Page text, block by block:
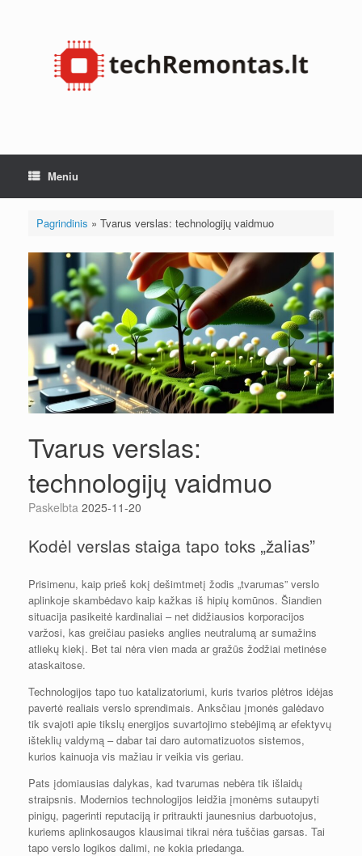
Meniu
Pagrindinis » Tvarus verslas: technologijų vaidmuo
Tvarus verslas:
technologijų vaidmuo
Paskelbta 2025-11-20
Kodėl verslas staiga tapo toks „žalias”
Prisimenu, kaip prieš kokį dešimtmetį žodis „tvarumas” verslo
aplinkoje skambėdavo kaip kažkas iš hipių komūnos. Šiandien
situacija pasikeitė kardinaliai – net didžiausios korporacijos
varžosi, kas greičiau pasieks anglies neutralumą ar sumažins
atliekų kiekį. Bet tai nėra vien mada ar gražūs žodžiai metinėse
ataskaitose.
Technologijos tapo tuo katalizatoriumi, kuris tvarios plėtros idėjas
pavertė realiais verslo sprendimais. Anksčiau įmonės galėdavo
tik svajoti apie tikslų energijos suvartojimo stebėjimą ar efektyvų
išteklių valdymą – dabar tai daro automatizuotos sistemos,
kurios kainuoja vis mažiau ir veikia vis geriau.
Pats įdomiausias dalykas, kad tvarumas nebėra tik išlaidų
straipsnis. Modernios technologijos leidžia įmonėms sutaupyti
pinigų, pagerinti reputaciją ir pritraukti jaunesnius darbuotojus,
kuriems aplinkosaugos klausimai tikrai nėra tuščias garsas. Tai
tapo verslo logikos dalimi, ne kokia priedanga.